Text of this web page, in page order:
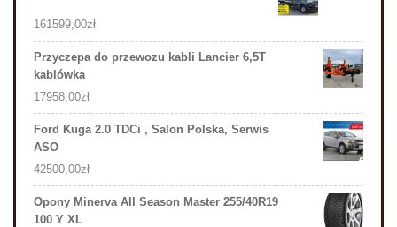
161599,00zł
Przyczepa do przewozu kabli Lancier 6,5T
kablówka
17958,00zł
Ford Kuga 2.0 TDCi , Salon Polska, Serwis
ASO
42500,00zł
Opony Minerva All Season Master 255/40R19
100 Y XL